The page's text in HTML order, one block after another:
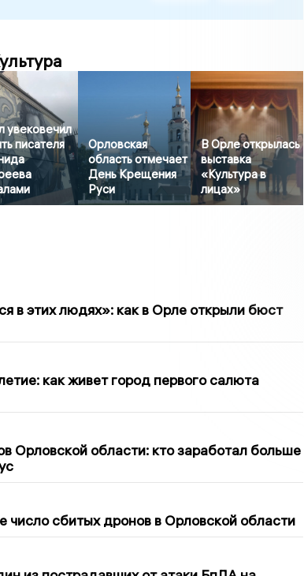
увековечил
писателя
Орловская
область отмечает
День Крещения
Руси
В Орле открылась
выставка
«Культура в
лицах»
в этих людях»: как в Орле открыли бюст
как живет город первого салюта
Орловской области: кто заработал больше
число сбитых дронов в Орловской области